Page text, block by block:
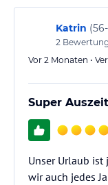
Katrin (
2
Vor 2 Monaten •
Super
Unser Urlaub ist
wir auch jedes